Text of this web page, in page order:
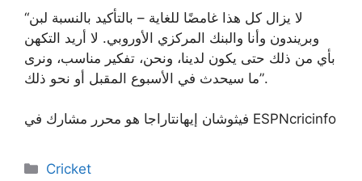
“لا يزال كل هذا غامضًا للغاية – بالتأكيد بالنسبة لبن
وبريندون وأنا والبنك المركزي الأوروبي. لا أريد التكهن
بأي من ذلك حتى يكون لدينا، ونحن، تفكير مناسب، ونرى
ما سيحدث في الأسبوع المقبل أو نحو ذلك”.
فيثوشان إيهانتاراجا هو محرر مشارك في ESPNcricinfo
Categories
Cricket